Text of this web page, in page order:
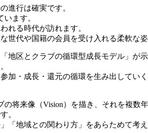
進行は確実です。
ます。
れる時代が訪れます。
世代や国籍の会員を受け入れる柔軟な姿
地区とクラブの循環型成長モデル」
加・成長・還元の循環を生み出してい
将来像（Vision）を描き、それを複
。
「地域との関わり方」をあらためて考